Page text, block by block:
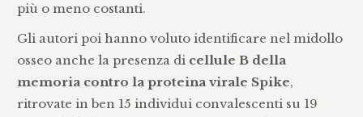
più o meno costanti.
Gli autori poi hanno voluto identificare nel midollo
osseo anche la presenza di cellule B della
memoria contro la proteina virale Spike,
ritrovate in ben 15 individui convalescenti su 19